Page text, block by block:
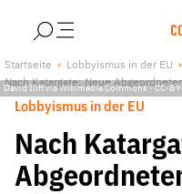
Über uns
Lobby FAQs
Finanzierung
Jobs
Startseite
Lobbyismus in der EU
Nach Katargate: Neue
David Iliff via Wikimedia Commons -CC-
Lobbyismus in der EU
Nach